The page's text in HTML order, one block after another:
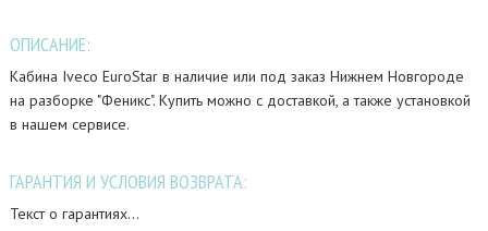
ОПИСАНИЕ:
Кабина Iveco EuroStar в наличие или под заказ Нижнем Новгороде
на разборке "Феникс". Купить можно с доставкой, а также установкой
в нашем сервисе.
ГАРАНТИЯ И УСЛОВИЯ ВОЗВРАТА:
Текст о гарантиях...